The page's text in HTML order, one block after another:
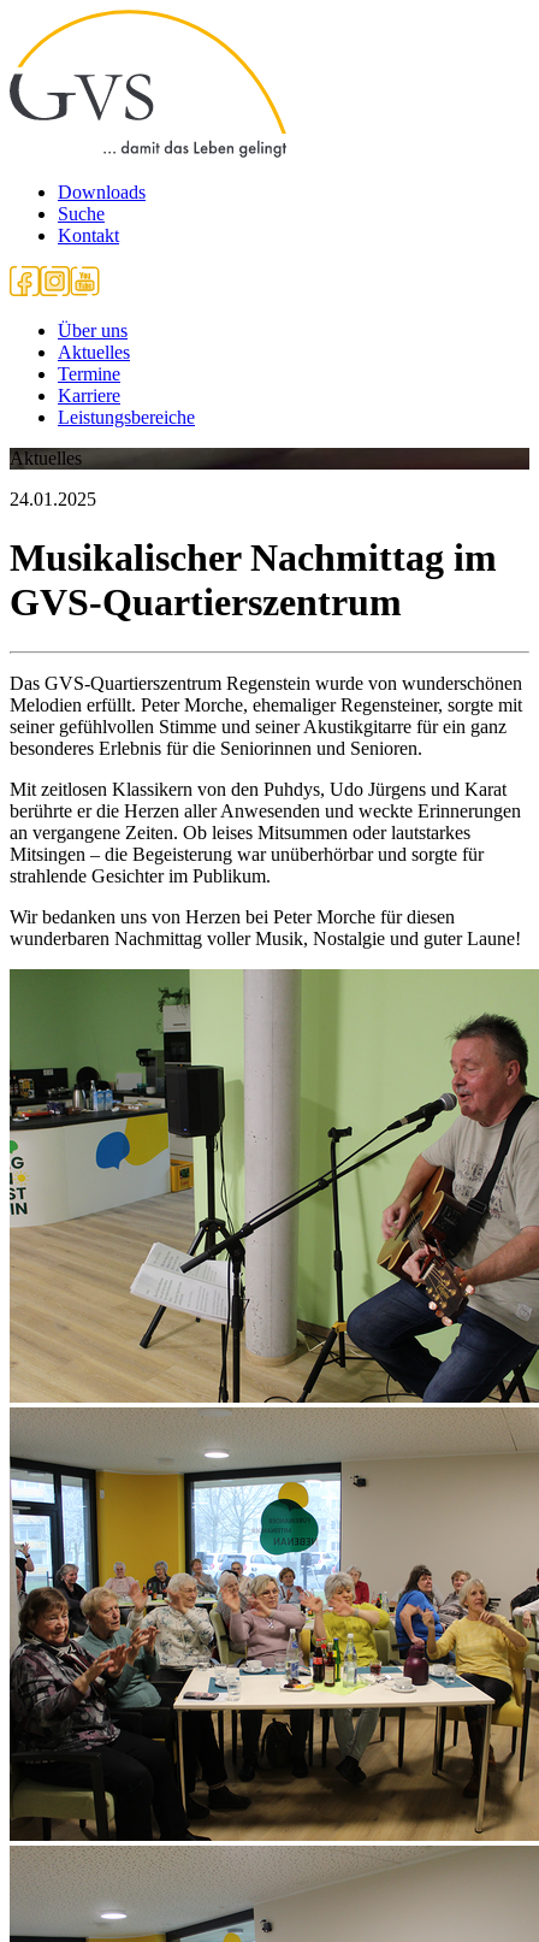
Downloads
Suche
Kontakt
Über uns
Aktuelles
Termine
Karriere
Leistungsbereiche
Aktuelles
24.01.2025
Musikalischer Nachmittag im
GVS-Quartierszentrum
Das GVS-Quartierszentrum Regenstein wurde von wunderschönen
Melodien erfüllt. Peter Morche, ehemaliger Regensteiner, sorgte mit
seiner gefühlvollen Stimme und seiner Akustikgitarre für ein ganz
besonderes Erlebnis für die Seniorinnen und Senioren.
Mit zeitlosen Klassikern von den Puhdys, Udo Jürgens und Karat
berührte er die Herzen aller Anwesenden und weckte Erinnerungen
an vergangene Zeiten. Ob leises Mitsummen oder lautstarkes
Mitsingen – die Begeisterung war unüberhörbar und sorgte für
strahlende Gesichter im Publikum.
Wir bedanken uns von Herzen bei Peter Morche für diesen
wunderbaren Nachmittag voller Musik, Nostalgie und guter Laune!